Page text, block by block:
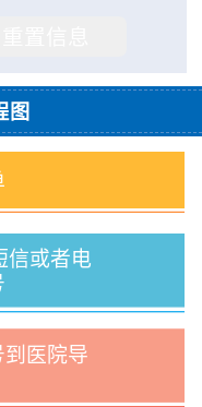
图
信或者电
医院导